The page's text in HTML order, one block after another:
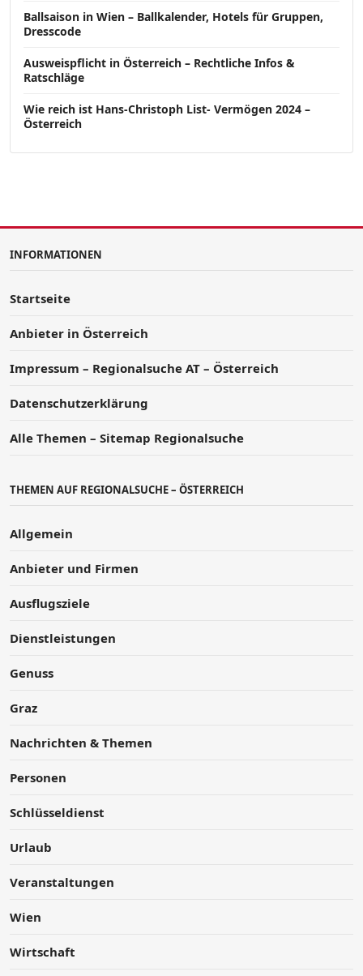
Ballsaison in Wien – Ballkalender, Hotels für Gruppen,
Dresscode
Ausweispflicht in Österreich – Rechtliche Infos &
Ratschläge
Wie reich ist Hans-Christoph List- Vermögen 2024 –
Österreich
INFORMATIONEN
Startseite
Anbieter in Österreich
Impressum – Regionalsuche AT – Österreich
Datenschutzerklärung
Alle Themen – Sitemap Regionalsuche
THEMEN AUF REGIONALSUCHE – ÖSTERREICH
Allgemein
Anbieter und Firmen
Ausflugsziele
Dienstleistungen
Genuss
Graz
Nachrichten & Themen
Personen
Schlüsseldienst
Urlaub
Veranstaltungen
Wien
Wirtschaft